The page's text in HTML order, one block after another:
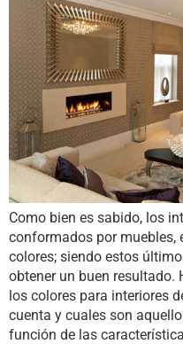
Como bien es sabido, los
conformados por muebles,
colores; siendo estos
obtener un buen resultado.
los colores para interiores
cuenta y cuales son
función de las